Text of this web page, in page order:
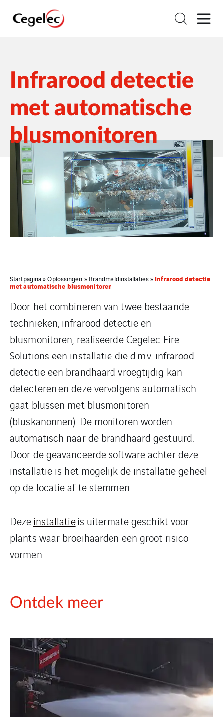
Infrarood detectie
met automatische
blusmonitoren
Startpagina»Oplossingen » Brandmeldinstallaties» Infrarood detectie
met automatische blusmonitoren
Door het combineren van twee bestaande
technieken, infrarood detectie en
blusmonitoren, realiseerde Cegelec Fire
Solutions een installatie die d.m.v. infrarood
detectie een brandhaard vroegtijdig kan
detecteren en deze vervolgens automatisch
gaat blussen met blusmonitoren
(bluskanonnen). De monitoren worden
automatisch naar de brandhaard gestuurd.
Door de geavanceerde software achter deze
installatie is het mogelijk de installatie geheel
op de locatie af te stemmen.
Dezeinstallatieis uitermate geschikt voor
plants waar broeihaarden een groot risico
vormen.
Ontdek meer